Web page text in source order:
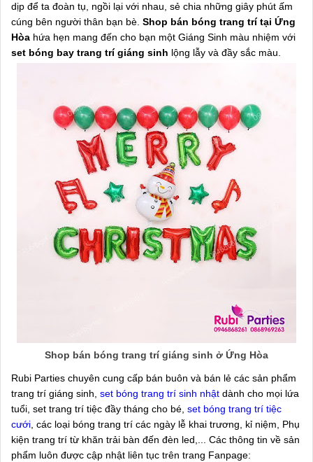
dịp để ta đoàn tụ, ngồi lại với nhau, sẻ chia những giây phút ấm
cúng bên người thân bạn bè. Shop bán bóng trang trí tại Ứng
Hòa hứa hẹn mang đến cho bạn một Giáng Sinh màu nhiệm với
set bóng bay trang trí giáng sinh lộng lẫy và đầy sắc màu.
Shop bán bóng trang trí giáng sinh ở Ứng Hòa
Rubi Parties chuyên cung cấp bán buôn và bán lẻ các sản phẩm
trang trí giáng sinh, set bóng trang trí sinh nhật dành cho mọi lứa
tuổi, set trang trí tiệc đầy tháng cho bé, set bóng trang trí tiệc
cưới , các loại bóng trang trí các ngày lễ khai trương, kỉ niệm, Phụ
kiện trang trí từ khăn trải bàn đến đèn led,... Các thông tin về sản
phẩm luôn được cập nhật liên tục trên trang Fanpage: